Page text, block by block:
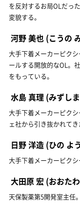
を反対するお局OLだっ
変貌する。
河野 美也 (こうの
大手下着メーカーピク
ールする開放的なOL。
をもっている。
水島 真理 (みずし
大手下着メーカーピク
ェ社から引き抜かれてき
日野 洋造 (ひの よ
大手下着メーカーピクシ
大田原 宏 (おおた
天保製薬第5開発室主任